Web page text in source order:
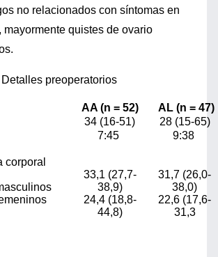
no relacionados con síntomas en
mayormente quistes de ovario
Detalles preoperatorios
AA (n = 52)
AL (n = 47)
34 (16-51)
28 (15-65)
7:45 9:38
corporal
33,1 (27,7-
38,9)
24,4 (18,8-
44,8)
31,7 (26,0-
38,0)
22,6 (17,6-
31,3